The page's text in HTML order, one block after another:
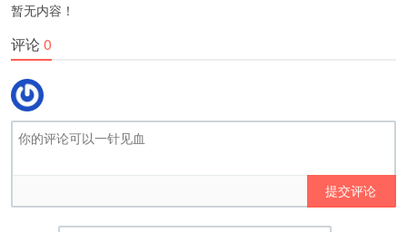
暂无内容！
评论0
提交评论